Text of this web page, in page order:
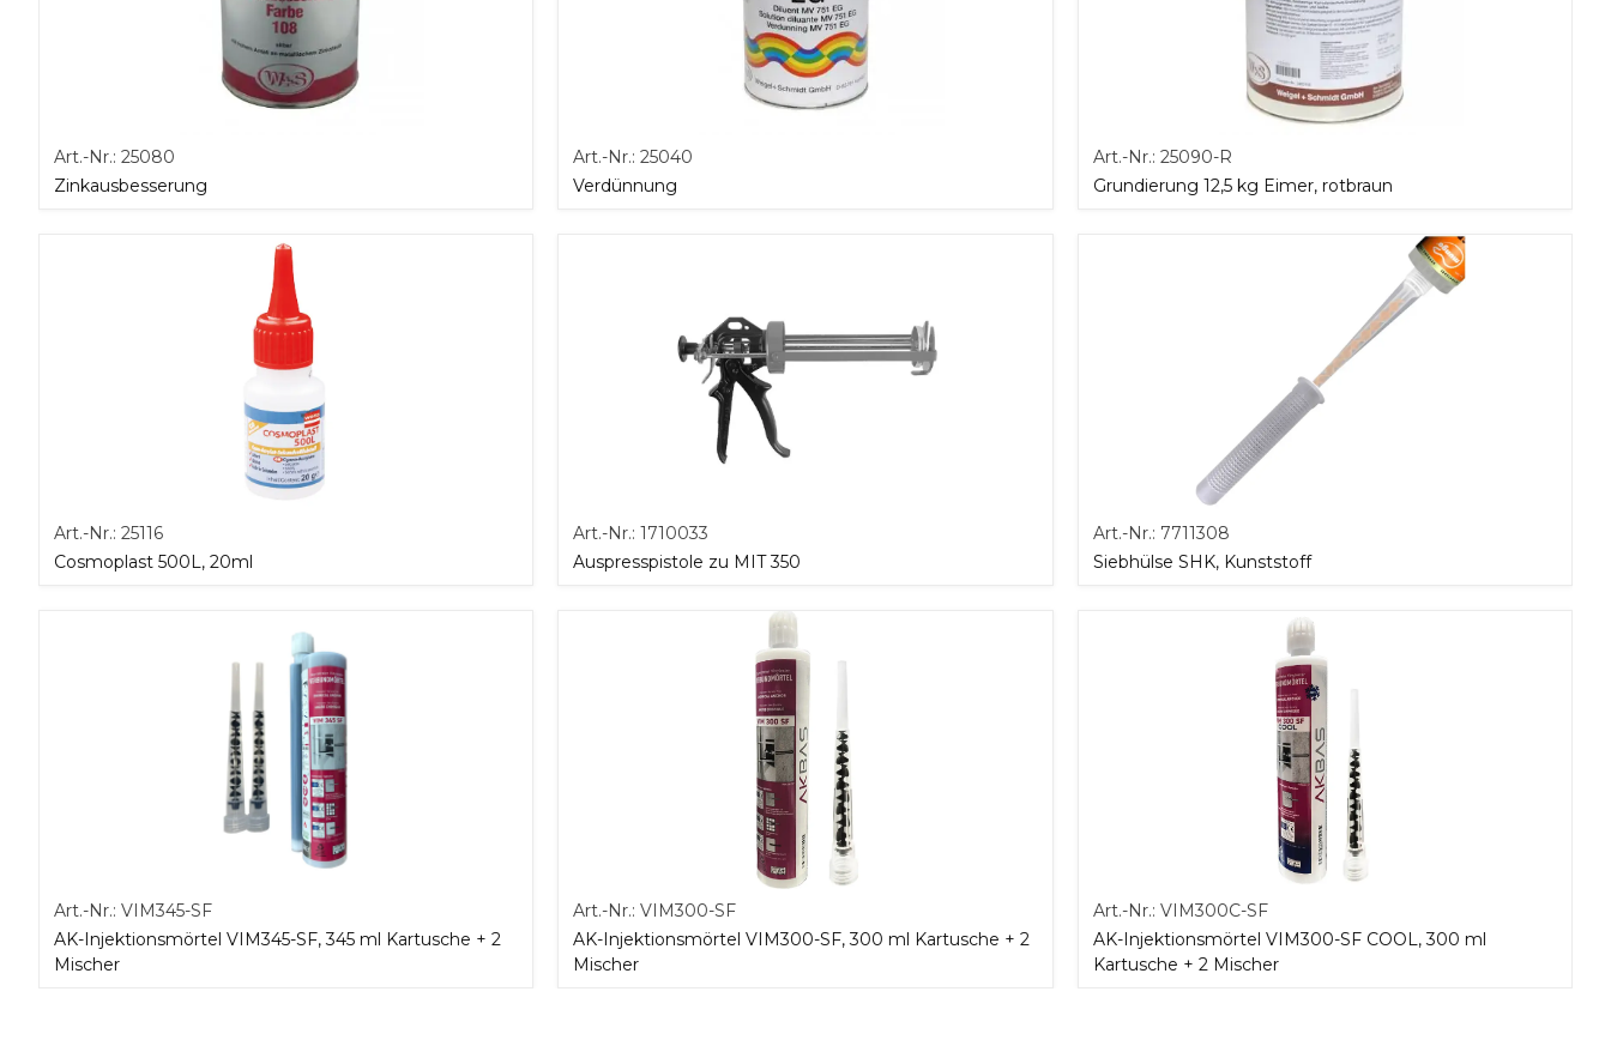
Art.-Nr.: 25080
Zinkausbesserung
Art.-Nr.:25040
Verdünnung
Art.-Nr.: 25090-R
Grundierung 12,5 kg Eimer, rotbraun
Art.-Nr.: 25116
Cosmoplast 500L, 20ml
Art.-Nr.:1710033
Auspresspistole zu MIT 350
Art.-Nr.: 7711308
Siebhülse SHK, Kunststoff
Art.-Nr.: VIM345-SF
AK-Injektionsmörtel VIM345-SF, 345 ml Kartusche + 2
Mischer
Art.-Nr.:VIM300-SF
AK-Injektionsmörtel VIM300-SF, 300 ml Kartusche + 2
Mischer
Art.-Nr.: VIM300C-SF
AK-Injektionsmörtel VIM300-SF COOL, 300 ml
Kartusche + 2 Mischer